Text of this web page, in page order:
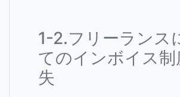
1-2.フリーランス
てのインボイス制
失